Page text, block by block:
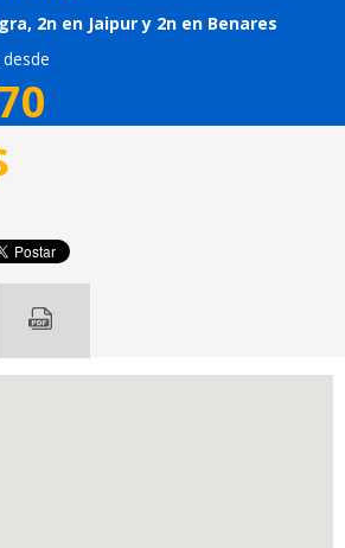
2n en Jaipur y 2n en Benares